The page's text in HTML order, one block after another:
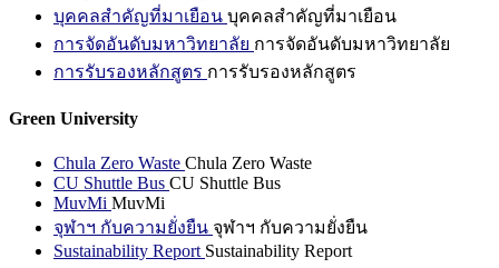
บุคคลสำคัญที่มาเยือน บุคคลสำคัญที่มาเยือน
การจัดอันดับมหาวิทยาลัย การจัดอันดับมหาวิทยาลัย
การรับรองหลักสูตร การรับรองหลักสูตร
Green University
Chula Zero Waste Chula Zero Waste
CU Shuttle Bus CU Shuttle Bus
MuvMi MuvMi
จุฬาฯ กับความยั่งยืน จุฬาฯ กับความยั่งยืน
Sustainability Report Sustainability Report